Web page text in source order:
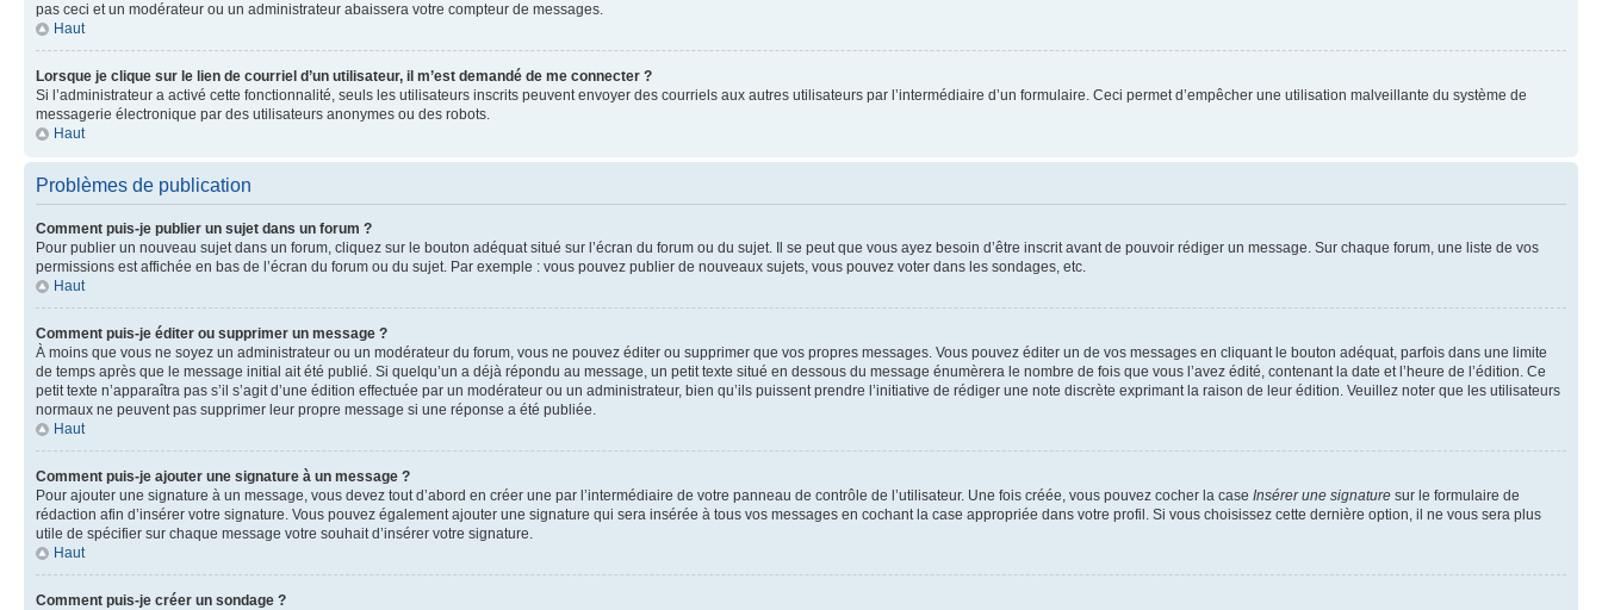
pas ceci et un modérateur ou un administrateur abaissera votre compteur de messages.
Haut
Lorsque je clique sur le lien de courriel d’un utilisateur, il m’est demandé de me connecter ?
Si l’administrateur a activé cette fonctionnalité, seuls les utilisateurs inscrits peuvent envoyer des courriels aux autres utilisateurs par l’intermédiaire d’un formulaire. Ceci permet d’empêcher une utilisation malveillante du système de
messagerie électronique par des utilisateurs anonymes ou des robots.
Haut
Problèmes de publication
Comment puis-je publier un sujet dans un forum ?
Pour publier un nouveau sujet dans un forum, cliquez sur le bouton adéquat situé sur l’écran du forum ou du sujet. Il se peut que vous ayez besoin d’être inscrit avant de pouvoir rédiger un message. Sur chaque forum, une liste de vos
permissions est affichée en bas de l’écran du forum ou du sujet. Par exemple : vous pouvez publier de nouveaux sujets, vous pouvez voter dans les sondages, etc.
Haut
Comment puis-je éditer ou supprimer un message ?
À moins que vous ne soyez un administrateur ou un modérateur du forum, vous ne pouvez éditer ou supprimer que vos propres messages. Vous pouvez éditer un de vos messages en cliquant le bouton adéquat, parfois dans une limite
de temps après que le message initial ait été publié. Si quelqu’un a déjà répondu au message, un petit texte situé en dessous du message énumèrera le nombre de fois que vous l’avez édité, contenant la date et l’heure de l’édition. Ce
petit texte n’apparaîtra pas s’il s’agit d’une édition effectuée par un modérateur ou un administrateur, bien qu’ils puissent prendre l’initiative de rédiger une note discrète exprimant la raison de leur édition. Veuillez noter que les utilisateurs
normaux ne peuvent pas supprimer leur propre message si une réponse a été publiée.
Haut
Comment puis-je ajouter une signature à un message ?
Pour ajouter une signature à un message, vous devez tout d’abord en créer une par l’intermédiaire de votre panneau de contrôle de l’utilisateur. Une fois créée, vous pouvez cocher la case Insérer une signature sur le formulaire de
rédaction afin d’insérer votre signature. Vous pouvez également ajouter une signature qui sera insérée à tous vos messages en cochant la case appropriée dans votre profil. Si vous choisissez cette dernière option, il ne vous sera plus
utile de spécifier sur chaque message votre souhait d’insérer votre signature.
Haut
Comment puis-je créer un sondage ?